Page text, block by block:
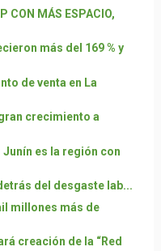
CON MÁS ESPACIO,
más del 169 % y
de venta en La
crecimiento a
es la región con
del desgaste lab...
millones más de
creación de la “Red